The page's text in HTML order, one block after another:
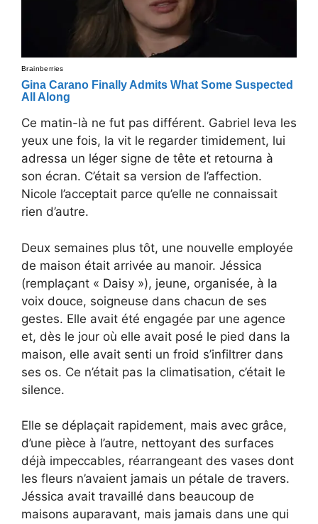
Ce matin-là ne fut pas différent. Gabriel leva les
yeux une fois, la vit le regarder timidement, lui
adressa un léger signe de tête et retourna à
son écran. C’était sa version de l’affection.
Nicole l’acceptait parce qu’elle ne connaissait
rien d’autre.
Deux semaines plus tôt, une nouvelle employée
de maison était arrivée au manoir. Jéssica
(remplaçant « Daisy »), jeune, organisée, à la
voix douce, soigneuse dans chacun de ses
gestes. Elle avait été engagée par une agence
et, dès le jour où elle avait posé le pied dans la
maison, elle avait senti un froid s’infiltrer dans
ses os. Ce n’était pas la climatisation, c’était le
silence.
Elle se déplaçait rapidement, mais avec grâce,
d’une pièce à l’autre, nettoyant des surfaces
déjà impeccables, réarrangeant des vases dont
les fleurs n’avaient jamais un pétale de travers.
Jéssica avait travaillé dans beaucoup de
maisons auparavant, mais jamais dans une qui